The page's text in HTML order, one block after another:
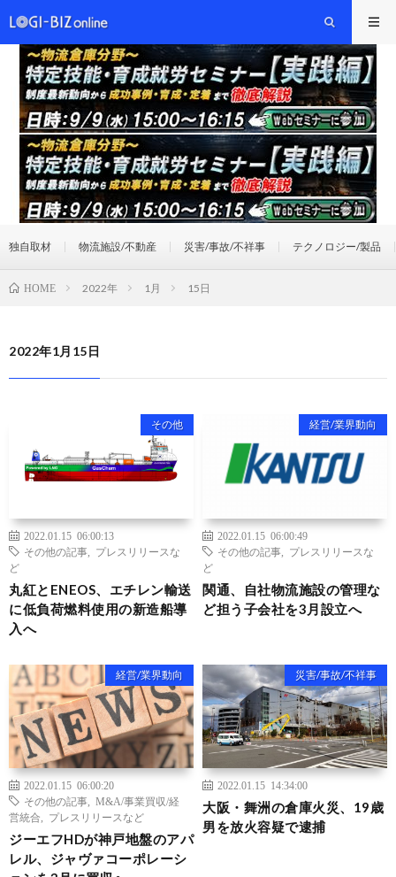
独自取材 物流施設/不動産 災害/事故/不祥事 テクノロジー/製品
HOME 2022年 1月 15日
2022年1月15日
その他
2022.01.15 06:00:13
その他の記事
プレスリリースな
ど
丸紅とENEOS、エチレン輸送
に低負荷燃料使用の新造船導
入へ
経営/業界動向
2022.01.15 06:00:49
その他の記事
プレスリリースな
ど
関通、自社物流施設の管理な
ど担う子会社を3月設立へ
経営/業界動向
2022.01.15 06:00:20
その他の記事
M&A/事業買収/経
営統合
プレスリリースなど
ジーエフHDが神戸地盤のアパ
レル、ジャヴァコーポレーシ
災害/事故/不祥事
2022.01.15 14:34:00
大阪・舞洲の倉庫火災、19歳
男を放火容疑で逮捕